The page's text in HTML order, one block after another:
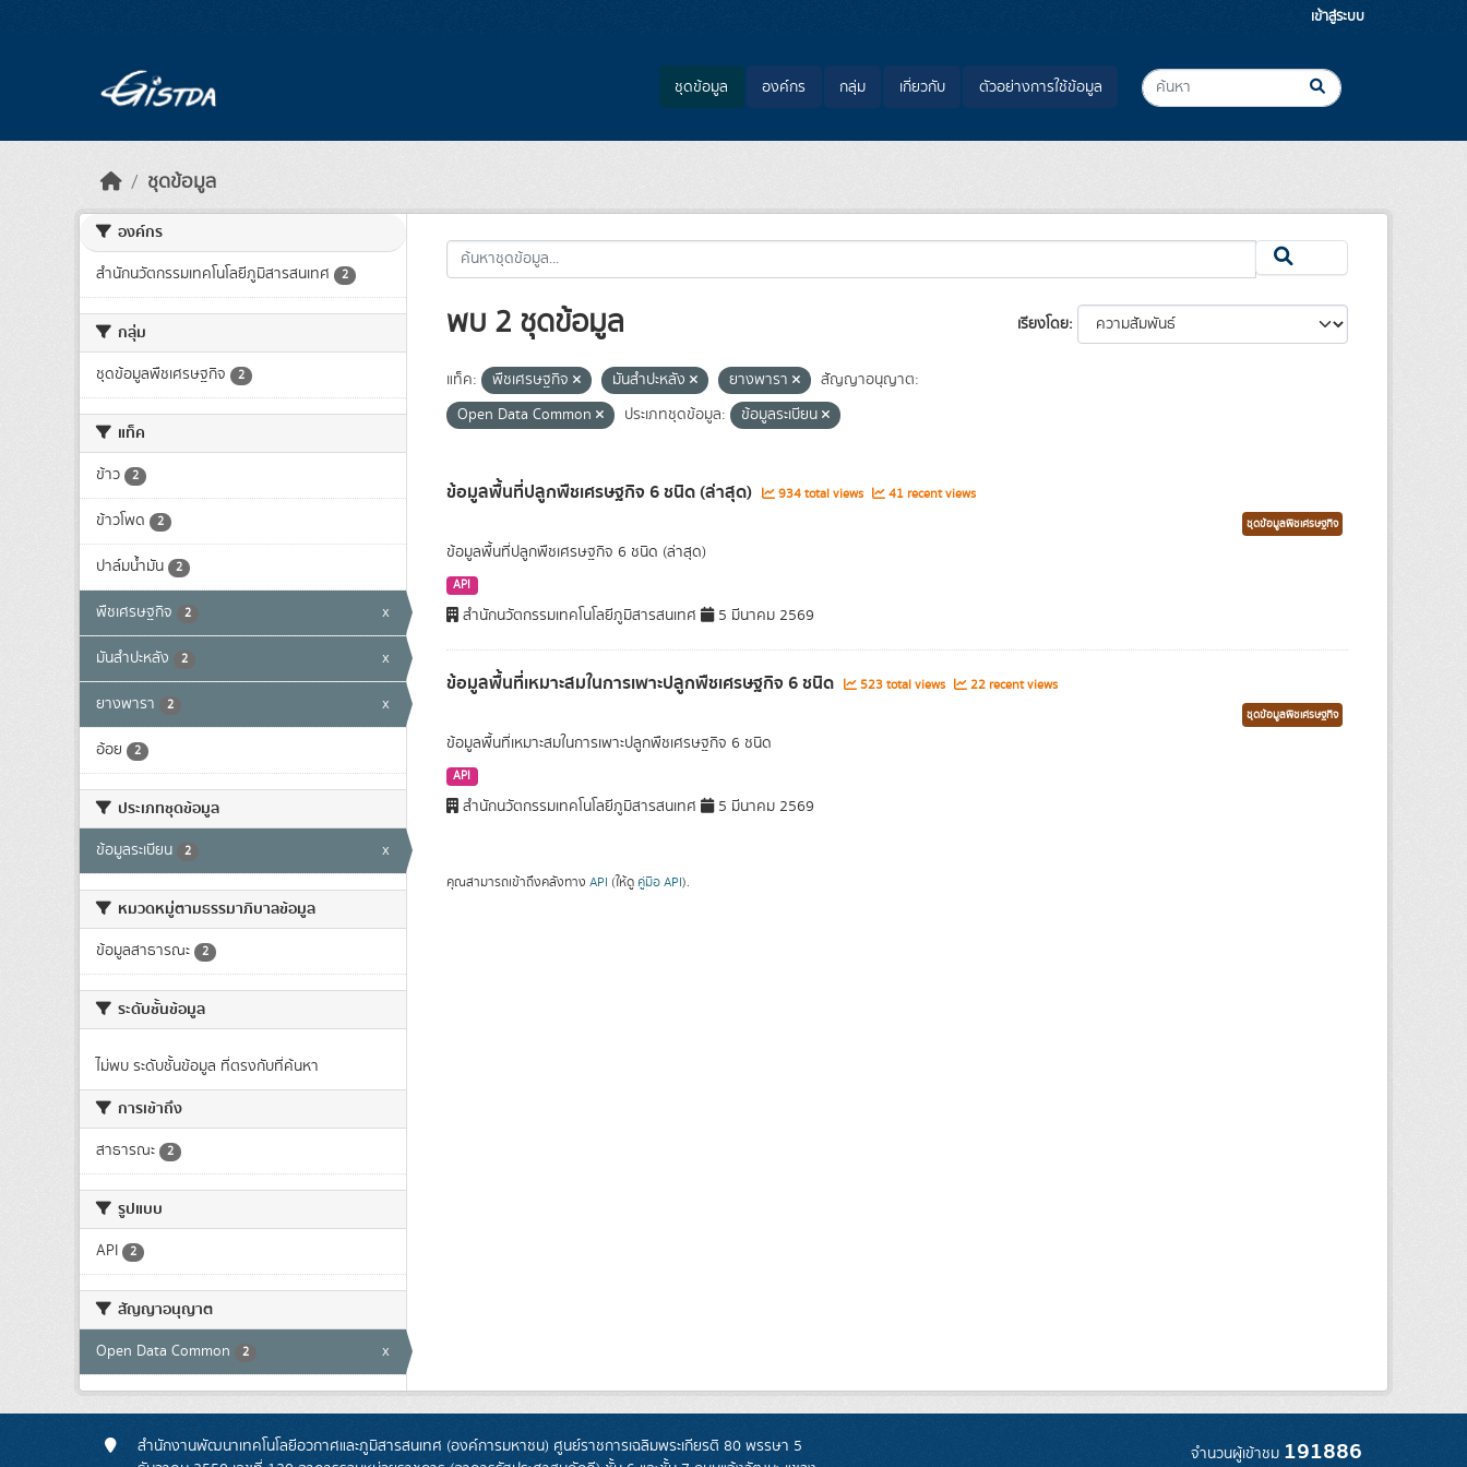
เข้าสู่ระบบ
ชุดข้อมูล องค์กร กลุ่ม เกี่ยวกับ ตัวอย่างการใช้ข้อมูล
ชุดข้อมูล
องค์กร
สำนักนวัตกรรมเทคโนโลยีภูมิสารสนเทศ 2
กลุ่ม
ชุดข้อมูลพืชเศรษฐกิจ 2
แท็ค
ข้าว 2
ข้าวโพด 2
ปาล์มน้ำมัน 2
พืชเศรษฐกิจ 2 x
มันสำปะหลัง 2 x
ยางพารา 2 x
อ้อย 2
ประเภทชุดข้อมูล
ข้อมูลระเบียน 2 x
หมวดหมู่ตามธรรมาภิบาลข้อมูล
ข้อมูลสาธารณะ 2
ระดับชั้นข้อมูล
ไม่พบ ระดับชั้นข้อมูล ที่ตรงกับที่ค้นหา
การเข้าถึง
สาธารณะ 2
รูปแบบ
API 2
สัญญาอนุญาต
Open Data Common 2 x
เรียงโดย
พบ 2 ชุดข้อมูล
แท็ค: พืชเศรษฐกิจ มันสำปะหลัง ยางพารา
สัญญาอนุญาต:
Open Data Common
ประเภทชุดข้อมูล: ข้อมูลระเบียน
ข้อมูลพื้นที่ปลูกพืชเศรษฐกิจ 6 ชนิด (ล่าสุด) 934 total views 41 recent views
ชุดข้อมูลพืชเศรษฐกิจ
ข้อมูลพื้นที่ปลูกพืชเศรษฐกิจ 6 ชนิด (ล่าสุด)
API
สำนักนวัตกรรมเทคโนโลยีภูมิสารสนเทศ 5 มีนาคม 2569
ข้อมูลพื้นที่เหมาะสมในการเพาะปลูกพืชเศรษฐกิจ 6 ชนิด 523 total views 22 recent views
ชุดข้อมูลพืชเศรษฐกิจ
ข้อมูลพื้นที่เหมาะสมในการเพาะปลูกพืชเศรษฐกิจ 6 ชนิด
API
สำนักนวัตกรรมเทคโนโลยีภูมิสารสนเทศ 5 มีนาคม 2569
คุณสามารถเข้าถึงคลังทาง API (ให้ดู คู่มือ API).
สำนักงานพัฒนาเทคโนโลยีอวกาศและภูมิสารสนเทศ (องค์การมหาชน) ศูนย์ราชการเฉลิมพระเกียรติ 80 พรรษา 5
จำนวนผู้เข้าชม 191886